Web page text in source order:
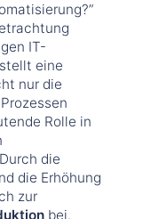
IT-
eine
nur die
Rolle in
die
die Erhöhung
zur
bei.